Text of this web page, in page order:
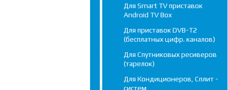
Для Smart TV приставок
Android TV Box
Для приставок DVB-T2
(бесплатных цифр. каналов)
Для Спутниковых ресиверов
(тарелок)
Для Кондиционеров, Сплит -
систем